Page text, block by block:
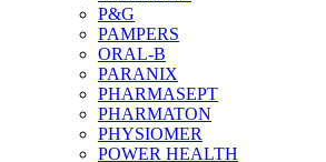
P&G
PAMPERS
ORAL-B
PARANIX
PHARMASEPT
PHARMATON
PHYSIOMER
POWER HEALTH